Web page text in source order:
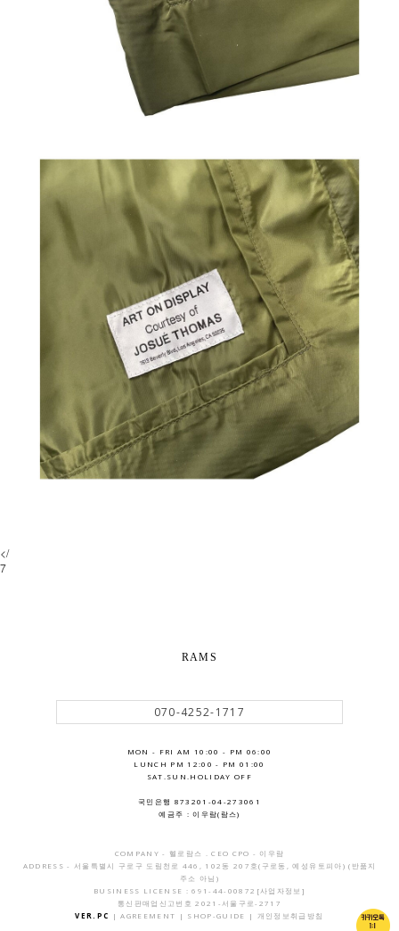
</
7
RAMS
070-4252-1717
MON - FRI AM 10:00 - PM 06:00
LUNCH PM 12:00 - PM 01:00
SAT.SUN.HOLIDAY OFF
국민은행 873201-04-273061
예금주 : 이우람(람스)
COMPANY - 헬로람스 . CEO CPO - 이우람
ADDRESS - 서울특별시 구로구 도림천로 446, 102동 207호(구로동, 예성유토피아) (반품지
주소 아님)
BUSINESS LICENSE : 691-44-00872 [사업자정보]
통신판매업신고번호 2021-서울구로-2717
VER.PC
|AGREEMENT | SHOP-GUIDE | 개인정보취급방침